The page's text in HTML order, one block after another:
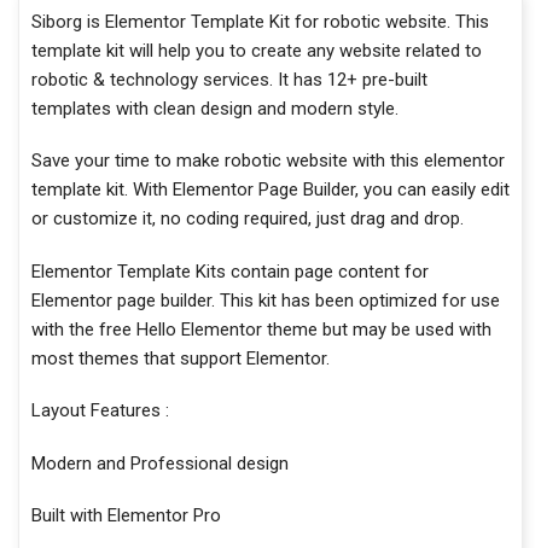
Siborg is Elementor Template Kit for robotic website. This
template kit will help you to create any website related to
robotic & technology services. It has 12+ pre-built
templates with clean design and modern style.
Save your time to make robotic website with this elementor
template kit. With Elementor Page Builder, you can easily edit
or customize it, no coding required, just drag and drop.
Elementor Template Kits contain page content for
Elementor page builder. This kit has been optimized for use
with the free Hello Elementor theme but may be used with
most themes that support Elementor.
Layout Features :
Modern and Professional design
Built with Elementor Pro